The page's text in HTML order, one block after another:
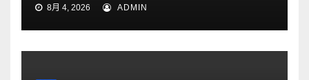
8月 4, 2026 ADMIN